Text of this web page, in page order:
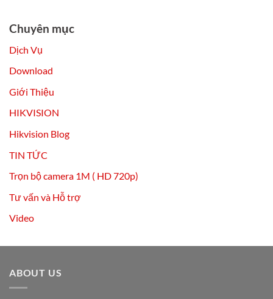
Chuyên mục
Dịch Vụ
Download
Giới Thiệu
HIKVISION
Hikvision Blog
TIN TỨC
Trọn bộ camera 1M ( HD 720p)
Tư vấn và Hỗ trợ
Video
ABOUT US